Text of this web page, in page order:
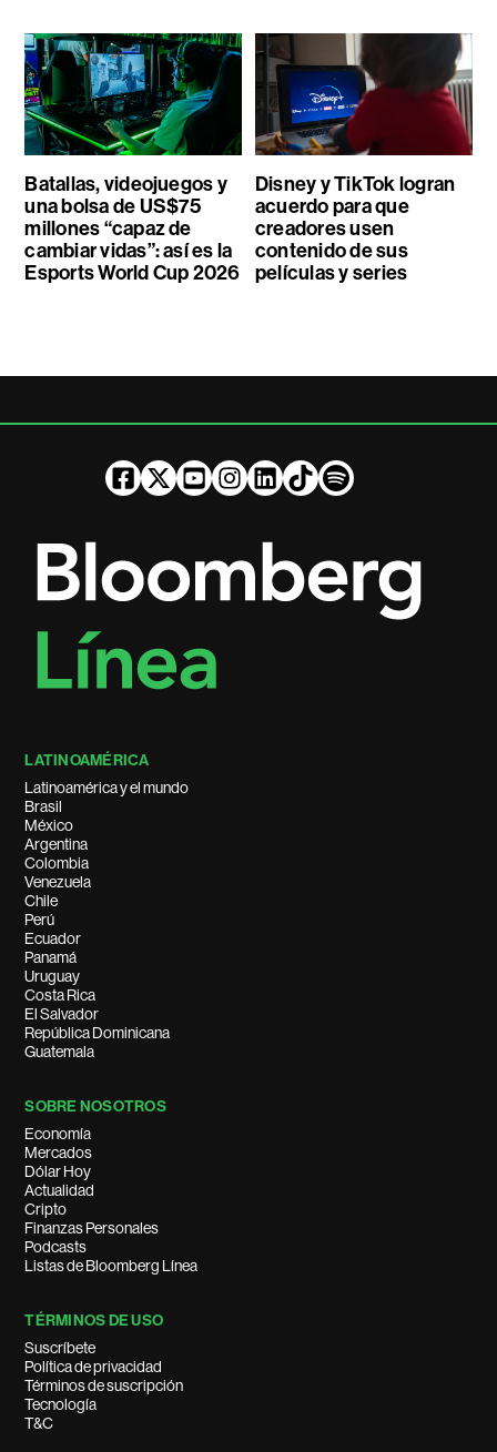
Batallas, videojuegos y
una bolsa de US$75
millones “capaz de
cambiar vidas”: así es la
Esports World Cup 2026
Disney y TikTok logran
acuerdo para que
creadores usen
contenido de sus
películas y series
LATINOAMÉRICA
Latinoamérica y el mundo
Brasil
México
Argentina
Colombia
Venezuela
Chile
Perú
Ecuador
Panamá
Uruguay
Costa Rica
El Salvador
República Dominicana
Guatemala
SOBRE NOSOTROS
Economía
Mercados
Dólar Hoy
Actualidad
Cripto
Finanzas Personales
Podcasts
Listas de Bloomberg Línea
TÉRMINOS DE USO
Suscríbete
Política de privacidad
Términos de suscripción
Tecnología
T&C